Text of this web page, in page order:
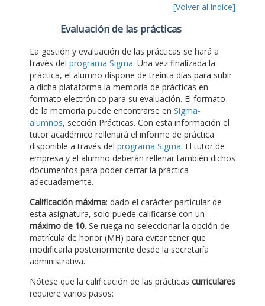
[Volver al índice]
Evaluación de las prácticas
La gestión y evaluación de las prácticas se hará a
través del programa Sigma. Una vez finalizada la
práctica, el alumno dispone de treinta días para subir
a dicha plataforma la memoria de prácticas en
formato electrónico para su evaluación. El formato
de la memoria puede encontrarse en Sigma-
alumnos, sección Prácticas. Con esta información el
tutor académico rellenará el informe de práctica
disponible a través del programa Sigma. El tutor de
empresa y el alumno deberán rellenar también dichos
documentos para poder cerrar la práctica
adecuadamente.
Calificación máxima: dado el carácter particular de
esta asignatura, solo puede calificarse con un
máximo de 10. Se ruega no seleccionar la opción de
matrícula de honor (MH) para evitar tener que
modificarla posteriormente desde la secretaría
administrativa.
Nótese que la calificación de las prácticas curriculares
requiere varios pasos: